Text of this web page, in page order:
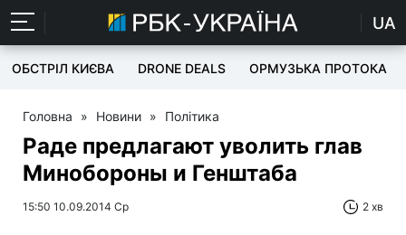
UA
ОБСТРІЛ КИЄВА DRONE DEALS ОРМУЗЬКА ПРОТОКА
Головна » Новини » Політика
Раде предлагают уволить глав
Минобороны и Генштаба
15:50 10.09.2014 Ср 2 хв